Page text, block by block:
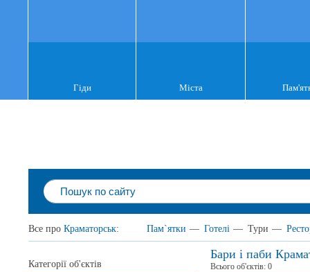
Гіди Міста
Все про Краматорськ: Пам`ятки — Готелі — Тури —
Бари і паби
Всього об'єктів: 0
Категорії об'єктів